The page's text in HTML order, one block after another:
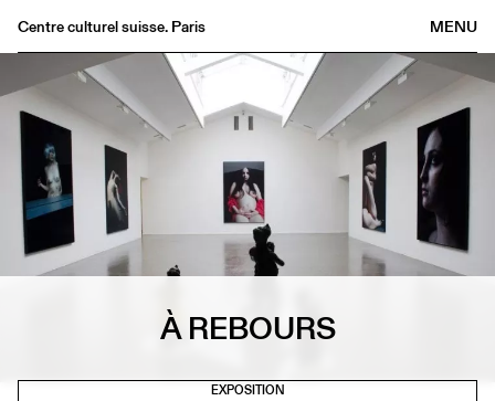
MENU
Centre culturel suisse. Paris
Librairie
Buvette
Archives
Médiathèque
Éditions
Informations
À REBOURS
EXPOSITION